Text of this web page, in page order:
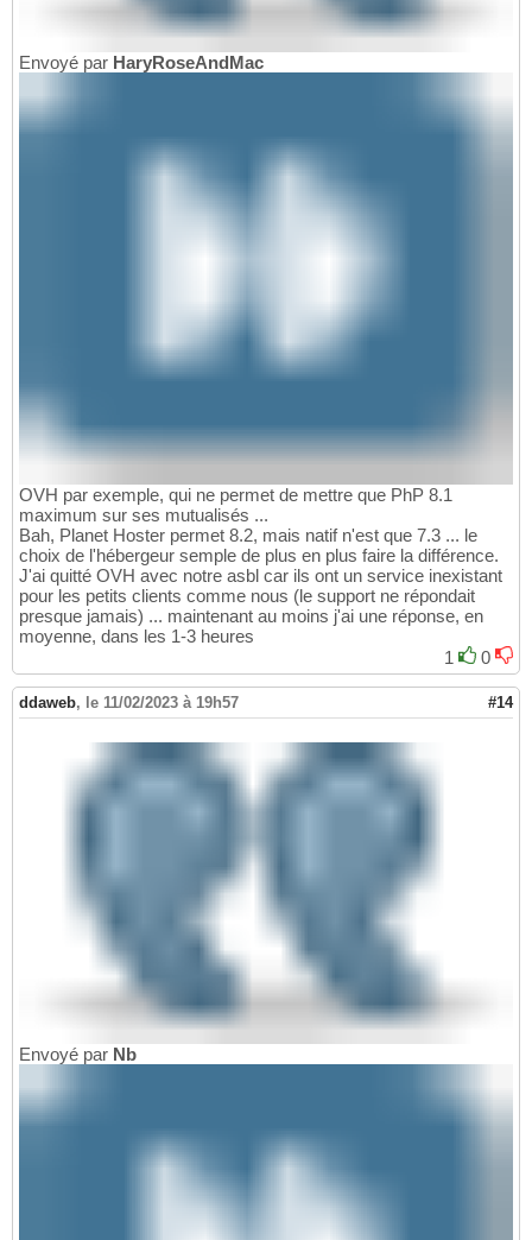
Envoyé par HaryRoseAndMac
OVH par exemple, qui ne permet de mettre que PhP 8.1
maximum sur ses mutualisés ...
Bah, Planet Hoster permet 8.2, mais natif n'est que 7.3 ... le
choix de l'hébergeur semple de plus en plus faire la différence.
J'ai quitté OVH avec notre asbl car ils ont un service inexistant
pour les petits clients comme nous (le support ne répondait
presque jamais) ... maintenant au moins j'ai une réponse, en
moyenne, dans les 1-3 heures
1
0
ddaweb, le 11/02/2023 à 19h57 #14
Envoyé par Nb